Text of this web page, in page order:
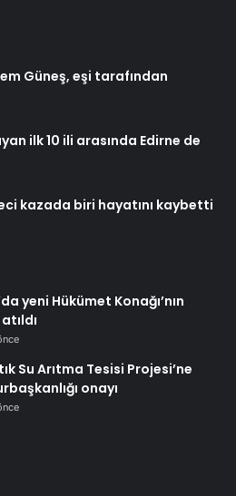
Güneş, eşi tarafından
ilk 10 ili arasında Edirne de
kazada biri hayatını kaybetti
yeni Hükümet Konağı’nın
Su Arıtma Tesisi Projesi’ne
onayı